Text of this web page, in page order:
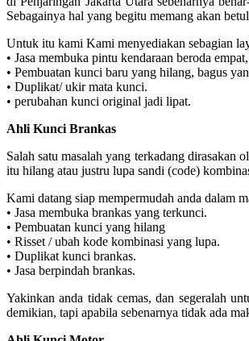
Sebagainya hal yang begitu memang akan
Untuk itu kami Kami menyediakan sebagian
• Jasa membuka pintu kendaraan beroda
• Pembuatan kunci baru yang hilang, bagus
• Duplikat/ ukir mata kunci.
• perubahan kunci original jadi lipat.
Ahli Kunci Brankas
Salah satu masalah yang terkadang
itu hilang atau justru lupa sandi (code)
Kami datang siap mempermudah anda dalam
• Jasa membuka brankas yang terkunci.
• Pembuatan kunci yang hilang
• Risset / ubah kode kombinasi yang lupa.
• Duplikat kunci brankas.
• Jasa berpindah brankas.
Yakinkan anda tidak cemas, dan segeralah
demikian, tapi apabila sebenarnya tidak ada